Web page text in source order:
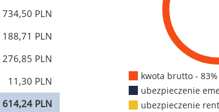
734,50 PLN
188,71 PLN
276,85 PLN
11,30 PLN
614,24 PLN
kwota brutto - 83%
ubezpieczenie
ubezpieczenie